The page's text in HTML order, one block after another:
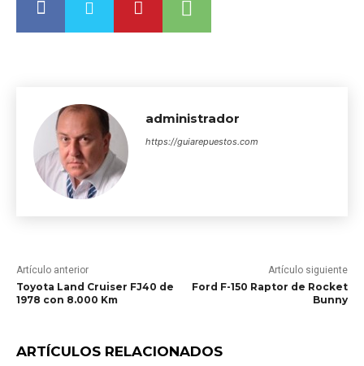
administrador
https://guiarepuestos.com
Artículo anterior
Toyota Land Cruiser FJ40 de
1978 con 8.000 Km
Artículo siguiente
Ford F-150 Raptor de Rocket
Bunny
ARTÍCULOS RELACIONADOS